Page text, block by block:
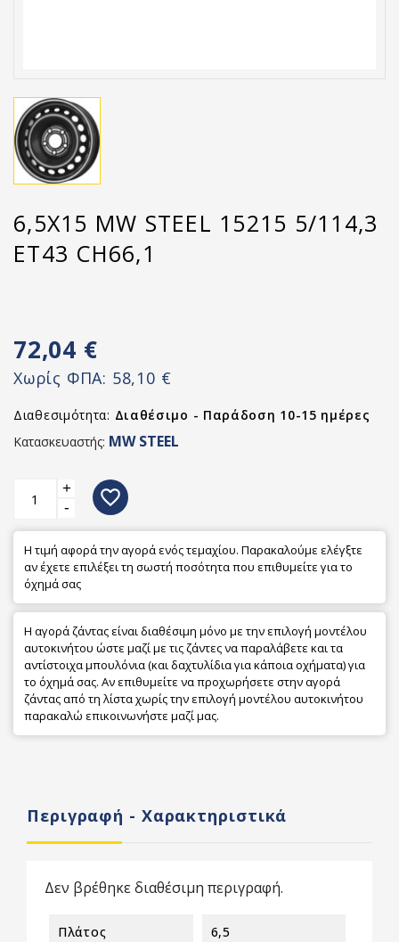
6,5X15 MW STEEL 15215 5/114,3
ET43 CH66,1
72,04 €
Χωρίς ΦΠΑ: 58,10 €
Διαθεσιμότητα: Διαθέσιμο - Παράδοση 10-15 ημέρες
Κατασκευαστής: MW STEEL
+
-
favorite_border
Η τιμή αφορά την αγορά ενός τεμαχίου. Παρακαλούμε ελέγξτε
αν έχετε επιλέξει τη σωστή ποσότητα που επιθυμείτε για το
όχημά σας
Η αγορά ζάντας είναι διαθέσιμη μόνο με την επιλογή μοντέλου
αυτοκινήτου ώστε μαζί με τις ζάντες να παραλάβετε και τα
αντίστοιχα μπουλόνια (και δαχτυλίδια για κάποια οχήματα) για
το όχημά σας. Αν επιθυμείτε να προχωρήσετε στην αγορά
ζάντας από τη λίστα χωρίς την επιλογή μοντέλου αυτοκινήτου
παρακαλώ επικοινωνήστε μαζί μας.
Περιγραφή - Χαρακτηριστικά
Δεν βρέθηκε διαθέσιμη περιγραφή.
Πλάτος 6,5